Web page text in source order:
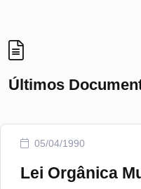
Últimos
05/04/1990
Lei Orgânica